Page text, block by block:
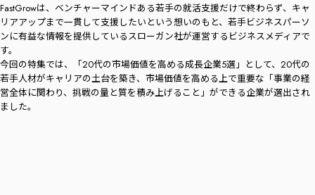
FastGrowは、ベンチャーマインドある若手の就活支援だけで終わらず、キャ
リアアップまで一貫して支援したいという想いのもと、若手ビジネスパーソ
ンに有益な情報を提供しているスローガン社が運営するビジネスメディアで
す。
今回の特集では、「20代の市場価値を高める成長企業5選」として、20代の
若手人材がキャリアの土台を築き、市場価値を高める上で重要な「事業の経
営全体に関わり、挑戦の量と質を積み上げること」ができる企業が選出され
ました。